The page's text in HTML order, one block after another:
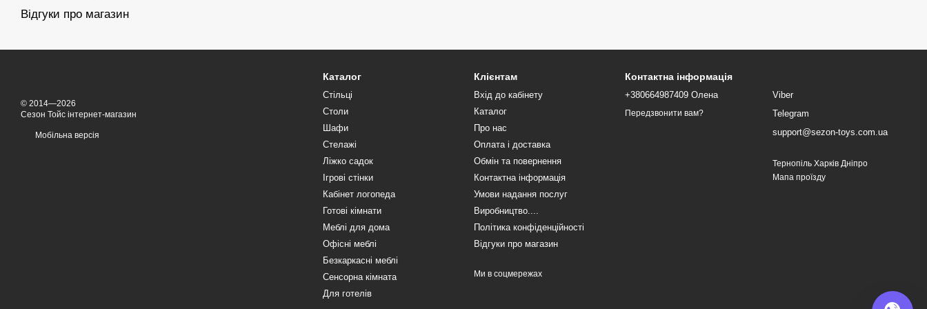
Відгуки про магазин
© 2014—2026
Сезон Тойс інтернет-магазин
Мобільна версія
Каталог
Стільці
Столи
Шафи
Стелажі
Ліжко садок
Ігрові стінки
Кабінет логопеда
Готові кімнати
Меблі для дома
Офісні меблі
Безкаркасні меблі
Сенсорна кімната
Для готелів
Клієнтам
Вхід до кабінету
Каталог
Про нас
Оплата і доставка
Обмін та повернення
Контактна інформація
Умови надання послуг
Виробництво....
Політика конфіденційності
Відгуки про магазин
Ми в соцмережах
Контактна інформація
+380664987409 Олена
Передзвонити вам?
Viber
Telegram
support@sezon-toys.com.ua
Тернопіль Харків Дніпро
Мапа проїзду